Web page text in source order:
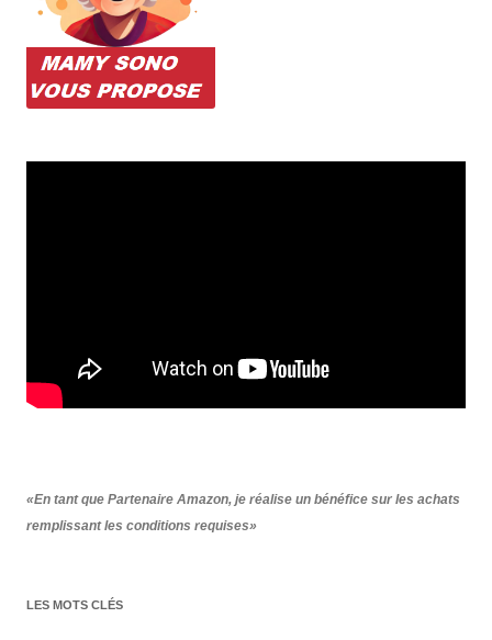
«En tant que Partenaire Amazon, je réalise un bénéfice sur les achats
remplissant les conditions requises»
LES MOTS CLÉS